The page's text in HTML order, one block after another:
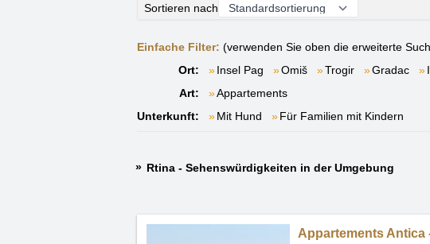
Sortieren nach
Einfache Filter: (verwenden Sie oben die erweiterte
Ort:
Insel Pag Omiš Trogir Gradac
Art:
Appartements
Unterkunft:
Mit Hund Für Familien mit Kindern
Rtina - Sehenswürdigkeiten in der Umgebung
Appartements Antica